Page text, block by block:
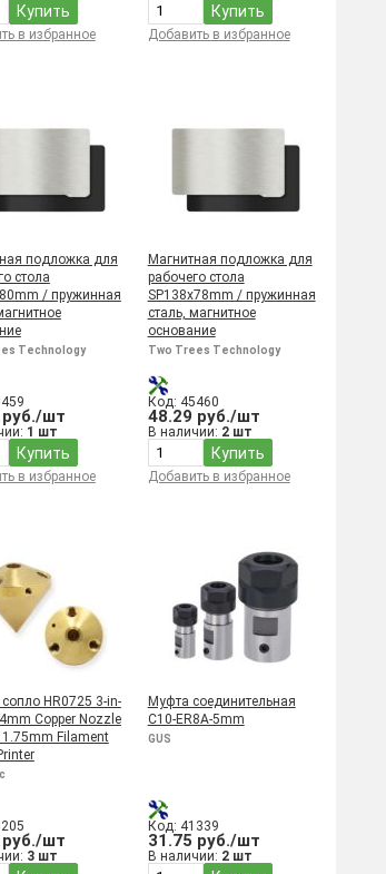
Купить
в избранное
Купить
Добавить в избранное
подложка для
стола
/ пружинная
Technology
шт
1 шт
Купить
в избранное
Магнитная подложка для
рабочего стола
SP138x78mm / пружинная
сталь, магнитное
основание
Two Trees Technology
Код: 45460
48.29 руб./шт
В наличии: 2 шт
Купить
Добавить в избранное
HR0725 3-in-
Copper Nozzle
1.75mm Filament
шт
3 шт
Муфта соединительная
C10-ER8A-5mm
GUS
Код: 41339
31.75 руб./шт
В наличии: 2 шт